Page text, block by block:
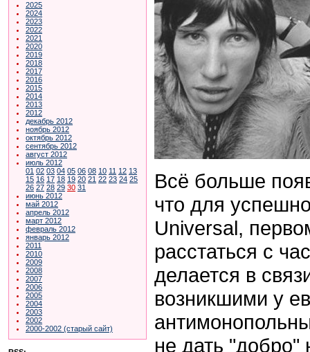
2025
2024
2023
2022
2021
2020
2019
2018
2017
2016
2015
2014
2013
2012
декабрь 2012
ноябрь 2012
октябрь 2012
сентябрь 2012
август 2012
июль 2012
01 02 03 04 05 06 08 10 11 12 13
15 16 17 18 19 20 21 22 23 24 25
26 27 28 29 30 31
июнь 2012
май 2012
апрель 2012
март 2012
февраль 2012
январь 2012
2011
2010
2009
2008
2007
2006
2005
2004
2003
2002
2000-2002 (старый сайт)
Всё больше
что для
Universal,
расстаться с
делается в
возникшими у
не дать "добро"